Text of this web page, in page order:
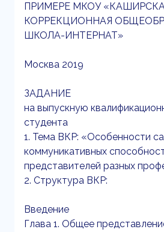
ПРИМЕРЕ МКОУ
КОРРЕКЦИОННАЯ
ШКОЛА-ИНТЕРНАТ»
Москва 2019
ЗАДАНИЕ
на выпускную
студента
1. Тема ВКР: «Особенности
коммуникативных
представителей разных
2. Структура ВКР:
Введение
Глава 1. Общее